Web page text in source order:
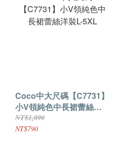
Coco中大尺碼【C7731】
小V領純色中長裙蕾絲洋
裝L-5XL
NT$1,090
NT$790